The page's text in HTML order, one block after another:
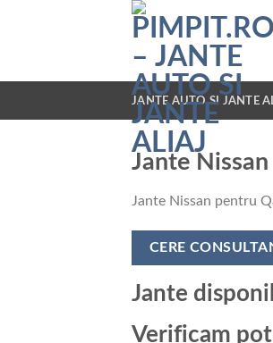
JANTE AUTO SI JANTE
Jante Nissan
Jante Nissan pentru
CERE
Jante
Verificam